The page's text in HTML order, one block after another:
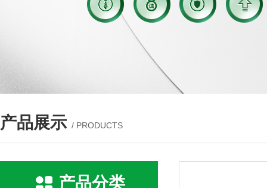
产品展示 / PRODUCTS
产品分类